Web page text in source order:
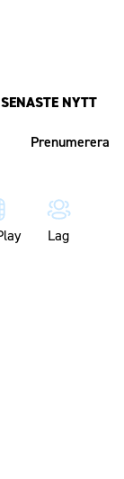
NYTT
Lag